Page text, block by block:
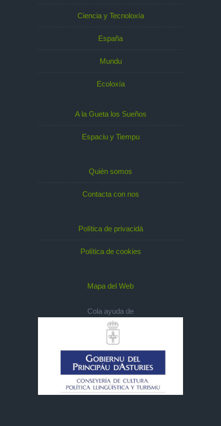
Ciencia y Tecnoloxía
España
Mundu
Ecoloxía
A la Gueta los Sueños
Espaciu y Tiempu
Quién somos
Contacta con nos
Política de privacidá
Política de cookies
Mapa del Web
Cola ayuda de